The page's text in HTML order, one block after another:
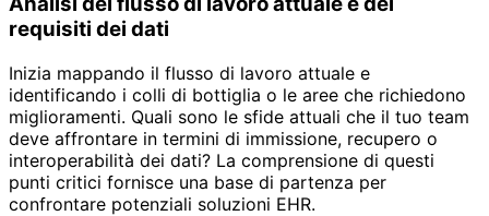
requisiti dei dati
Inizia mappando il flusso di lavoro attuale e
identificando i colli di bottiglia o le aree che richiedono
miglioramenti. Quali sono le sfide attuali che il tuo team
deve affrontare in termini di immissione, recupero o
interoperabilità dei dati? La comprensione di questi
punti critici fornisce una base di partenza per
confrontare potenziali soluzioni EHR.